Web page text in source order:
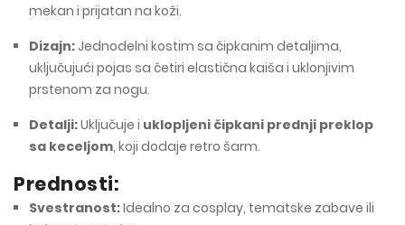
mekan i prijatan na koži.
Dizajn:Jednodelni kostim sa čipkanim detaljima,
uključujući pojas sa četiri elastična kaiša i uklonjivim
prstenom za nogu.
Detalji:Uključuje i uklopljeni čipkani prednji preklop
sa keceljom, koji dodaje retro šarm.
Prednosti:
Svestranost:Idealno za cosplay, tematske zabave ili